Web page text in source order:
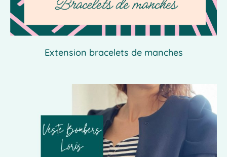
Extension bracelets de manches